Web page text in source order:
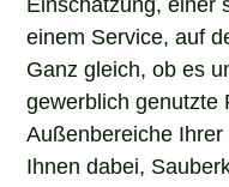
einem Service, auf
Ganz gleich, ob es
gewerblich genutzte
Außenbereiche
Ihnen dabei,